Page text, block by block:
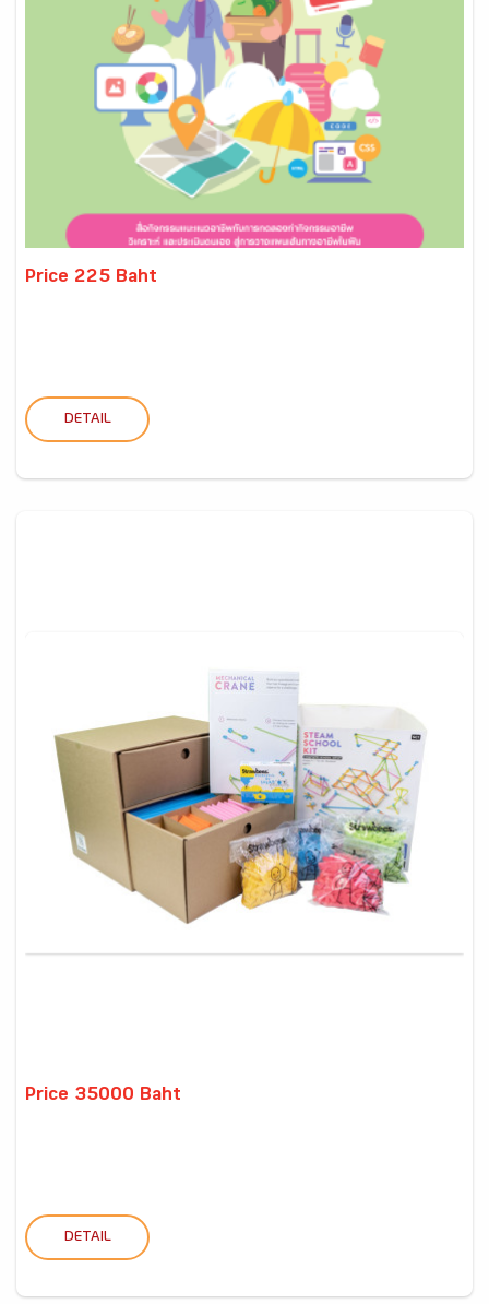
Price 225 Baht
DETAIL
Price 35000 Baht
DETAIL